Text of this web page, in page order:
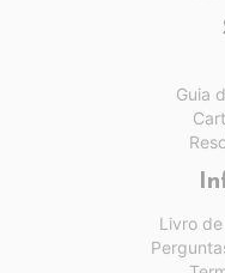
Guia
Livro